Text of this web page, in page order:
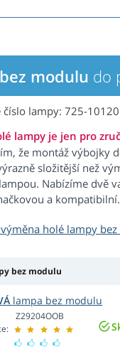
modulu do
číslo lampy: 725-10120
lampy je jen pro
že montáž výbojky
složitější než
Nabízíme dvě
a kompatibilní.
výměna holé lampy
bez modulu
lampa bez modulu
Z29204OOB